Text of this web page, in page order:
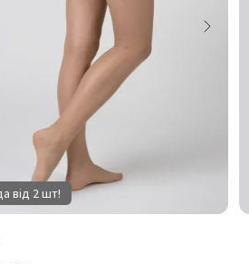
від 2 шт!